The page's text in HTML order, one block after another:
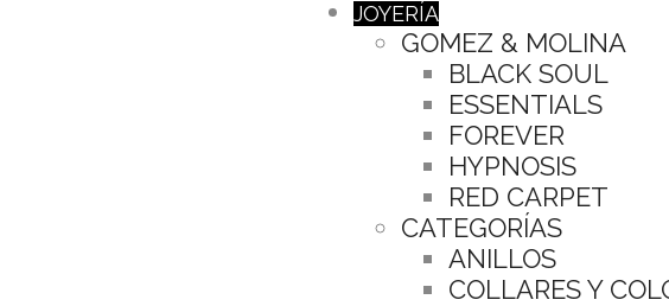
JOYERÍA
GOMEZ & MOLINA
BLACK SOUL
ESSENTIALS
FOREVER
HYPNOSIS
RED CARPET
CATEGORÍAS
ANILLOS
COLLARES Y